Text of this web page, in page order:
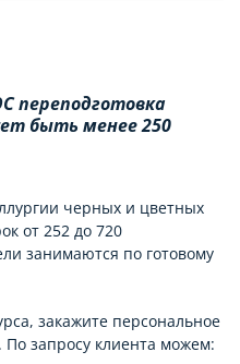
переподготовка
быть менее 250
черных и цветных
от 252 до 720
занимаются по готовому
закажите персональное
запросу клиента можем: